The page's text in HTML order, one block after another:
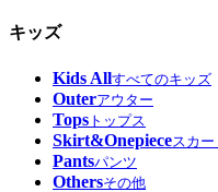
キッズ
Kids Allすべてのキッズ
Outerアウター
Tops トップス
Skirt&Onepieceスカ
Pantsパンツ
Othersその他